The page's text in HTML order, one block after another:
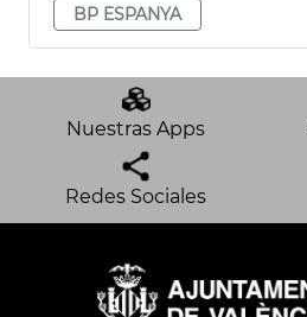
BP ESPANYA
Nuestras Apps
Redes Sociales